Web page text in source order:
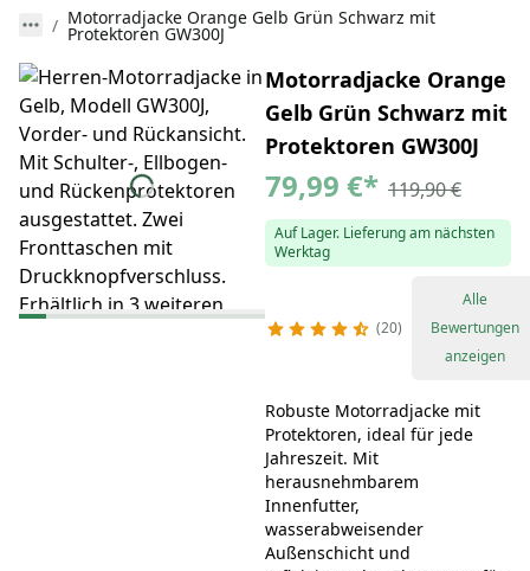
Motorradjacke Orange Gelb Grün Schwarz mit
Protektoren GW300J
Motorradjacke Orange
Gelb Grün Schwarz mit
Protektoren GW300J
79,99 €* 119,90 €
Auf Lager. Lieferung am nächsten
Werktag
20
Alle
Bewertungen
anzeigen
Robuste Motorradjacke mit
Protektoren, ideal für jede
Jahreszeit. Mit
herausnehmbarem
Innenfutter,
wasserabweisender
Außenschicht und